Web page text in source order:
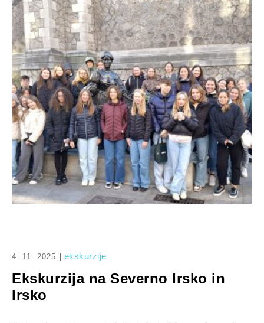
4. 11. 2025 | ekskurzije
Ekskurzija na Severno Irsko in
Irsko